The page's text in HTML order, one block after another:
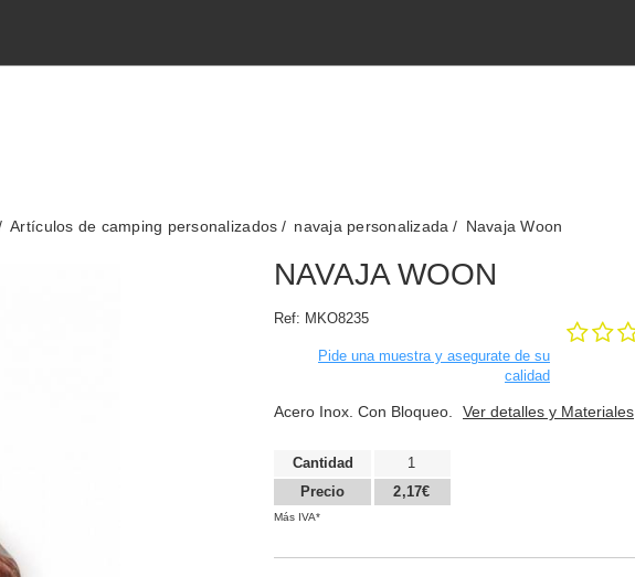
Artículos de camping personalizados navaja personalizada Navaja Woon
NAVAJA WOON
Ref: MKO8235
Pide una muestra y asegurate de su
calidad
Acero Inox. Con Bloqueo. Ver detalles y Materiales
Cantidad
Precio
1
2,17€
Más IVA*